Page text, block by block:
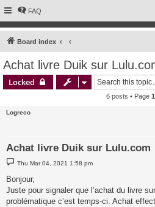
FAQ
Board index
Achat livre Duik sur
Locked
6 posts • Page 1
Logreco
Achat livre Duik sur Lulu.com
P
o
t
Thu Mar 04, 2021 1:58 pm
Bonjour,
Juste pour signaler que l’achat du livre
problématique c’est temps-ci. Achat